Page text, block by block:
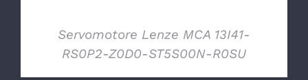
Servomotore Lenze MCA 13I41-
RS0P2-Z0D0-ST5S00N-R0SU